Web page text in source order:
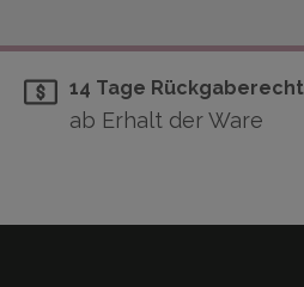
14 Tage Rückgaberecht
ab Erhalt der Ware